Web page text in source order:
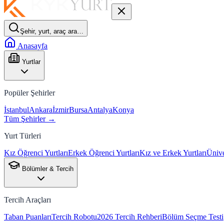
Şehir, yurt, araç ara…
Anasayfa
Yurtlar
Popüler Şehirler
İstanbulAnkaraİzmirBursaAntalyaKonya
Tüm Şehirler →
Yurt Türleri
Kız Öğrenci YurtlarıErkek Öğrenci YurtlarıKız ve Erkek Yurtları
Bölümler & Tercih
Tercih Araçları
Taban PuanlarıTercih Robotu2026 Tercih RehberiBölüm Seçme Testi